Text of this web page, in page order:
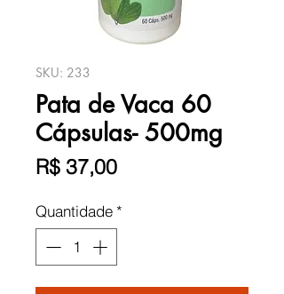
SKU: 233
Pata de Vaca 60
Cápsulas- 500mg
R$ 37,00Preço
Quantidade *